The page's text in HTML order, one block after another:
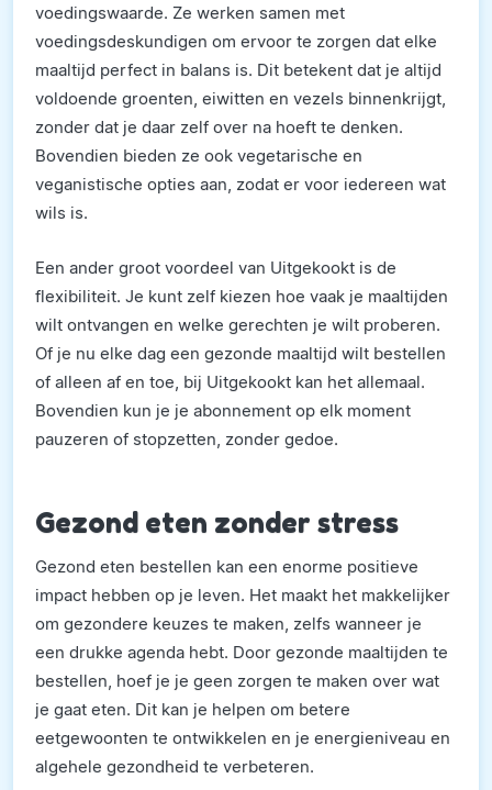
voedingswaarde. Ze werken samen met
voedingsdeskundigen om ervoor te zorgen dat elke
maaltijd perfect in balans is. Dit betekent dat je altijd
voldoende groenten, eiwitten en vezels binnenkrijgt,
zonder dat je daar zelf over na hoeft te denken.
Bovendien bieden ze ook vegetarische en
veganistische opties aan, zodat er voor iedereen wat
wils is.
Een ander groot voordeel van Uitgekookt is de
flexibiliteit. Je kunt zelf kiezen hoe vaak je maaltijden
wilt ontvangen en welke gerechten je wilt proberen.
Of je nu elke dag een gezonde maaltijd wilt bestellen
of alleen af en toe, bij Uitgekookt kan het allemaal.
Bovendien kun je je abonnement op elk moment
pauzeren of stopzetten, zonder gedoe.
Gezond eten zonder stress
Gezond eten bestellen kan een enorme positieve
impact hebben op je leven. Het maakt het makkelijker
om gezondere keuzes te maken, zelfs wanneer je
een drukke agenda hebt. Door gezonde maaltijden te
bestellen, hoef je je geen zorgen te maken over wat
je gaat eten. Dit kan je helpen om betere
eetgewoonten te ontwikkelen en je energieniveau en
algehele gezondheid te verbeteren.